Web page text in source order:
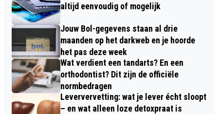
altijd eenvoudig of mogelijk
Jouw Bol-gegevens staan al drie
maanden op het darkweb en je hoorde
het pas deze week
Wat verdient een tandarts? En een
orthodontist? Dit zijn de officiële
normbedragen
Leververvetting: wat je lever écht sloopt
– en wat alleen loze detoxpraat is